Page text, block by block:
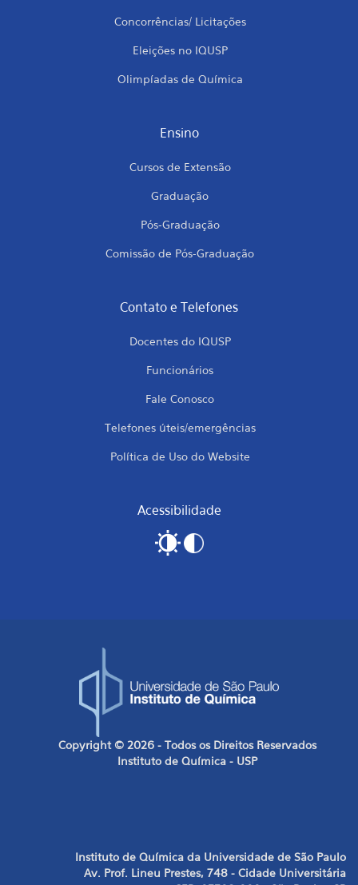
Concorrências/ Licitações
Eleições no IQUSP
Olimpíadas de Química
Ensino
Cursos de Extensão
Graduação
Pós-Graduação
Comissão de Pós-Graduação
Contato e Telefones
Docentes do IQUSP
Funcionários
Fale Conosco
Telefones úteis/emergências
Política de Uso do Website
Acessibilidade
Copyright © 2026 - Todos os Direitos Reservados
Instituto de Química - USP
Instituto de Química da Universidade de São Paulo
Av. Prof. Lineu Prestes, 748 - Cidade Universitária